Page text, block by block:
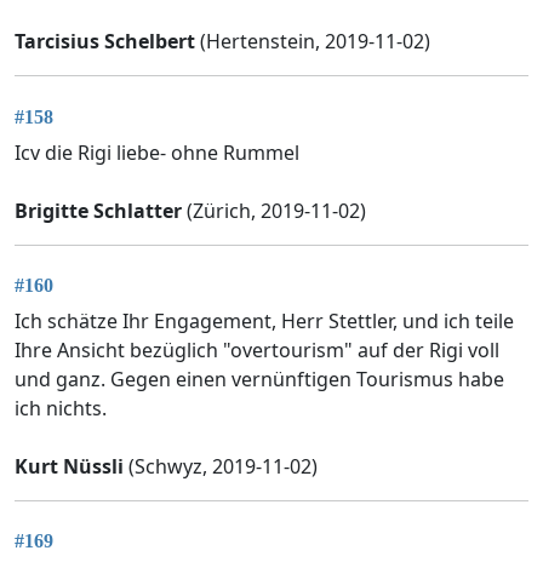
Tarcisius Schelbert(Hertenstein, 2019-11-02)
#158
Icv die Rigi liebe- ohne Rummel
Brigitte Schlatter(Zürich, 2019-11-02)
#160
Ich schätze Ihr Engagement, Herr Stettler, und ich teile
Ihre Ansicht bezüglich "overtourism" auf der Rigi voll
und ganz. Gegen einen vernünftigen Tourismus habe
ich nichts.
Kurt Nüssli (Schwyz, 2019-11-02)
#169